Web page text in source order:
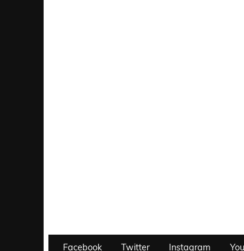
Facebook Twitter Instagram